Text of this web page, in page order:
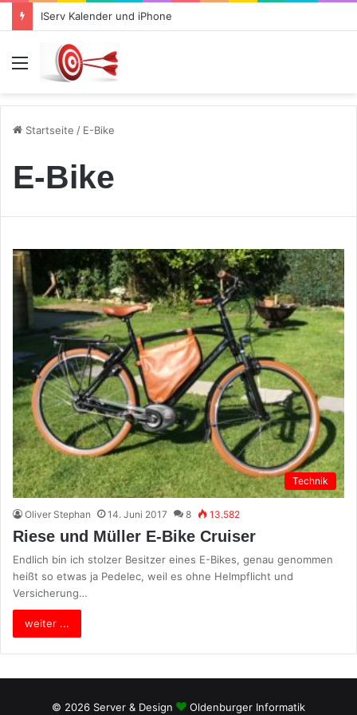
IServ Kalender und iPhone
Menü
Startseite / E-Bike
E-Bike
Technik
Oliver Stephan 14. Juni 2017 8 13.582
Riese und Müller E-Bike Cruiser
Endlich bin ich stolzer Besitzer eines E-Bikes, genau genommen
heißt so etwas ja Pedelec, weil es ohne Helmpflicht und
Versicherung…
weiter ...
© 2026 Server & Design Oldenburger Informatik